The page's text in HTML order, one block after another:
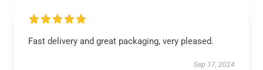
Fast delivery and great packaging, very pleased.
Sep 17, 2024